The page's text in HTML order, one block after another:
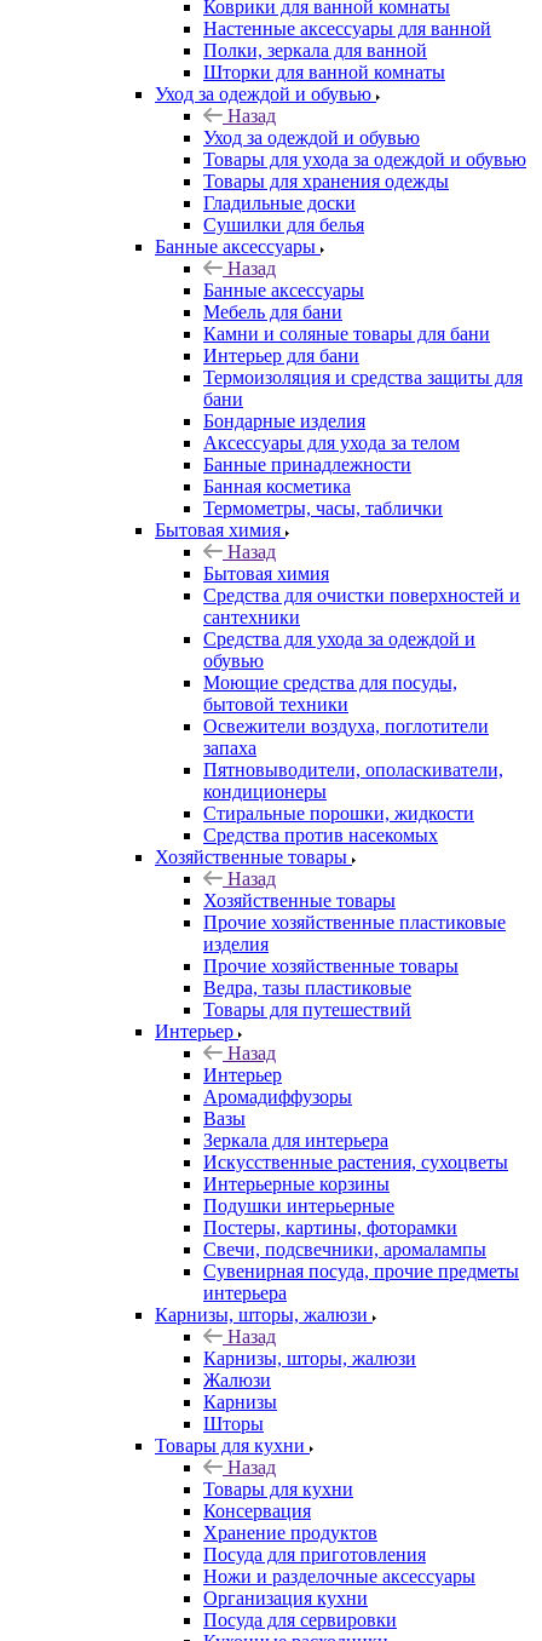
Коврики для ванной комнаты
Настенные аксессуары для ванной
Полки, зеркала для ванной
Шторки для ванной комнаты
Уход за одеждой и обувью
Назад
Уход за одеждой и обувью
Товары для ухода за одеждой и обувью
Товары для хранения одежды
Гладильные доски
Сушилки для белья
Банные аксессуары
Назад
Банные аксессуары
Мебель для бани
Камни и соляные товары для бани
Интерьер для бани
Термоизоляция и средства защиты для
бани
Бондарные изделия
Аксеcсуары для ухода за телом
Банные принадлежности
Банная косметика
Термометры, часы, таблички
Бытовая химия
Назад
Бытовая химия
Средства для очистки поверхностей и
сантехники
Средства для ухода за одеждой и
обувью
Моющие средства для посуды,
бытовой техники
Освежители воздуха, поглотители
запаха
Пятновыводители, ополаскиватели,
кондиционеры
Стиральные порошки, жидкости
Средства против насекомых
Хозяйственные товары
Назад
Хозяйственные товары
Прочие хозяйственные пластиковые
изделия
Прочие хозяйственные товары
Ведра, тазы пластиковые
Товары для путешествий
Интерьер
Назад
Интерьер
Аромадиффузоры
Вазы
Зеркала для интерьера
Искусственные растения, сухоцветы
Интерьерные корзины
Подушки интерьерные
Постеры, картины, фоторамки
Свечи, подсвечники, аромалампы
Сувенирная посуда, прочие предметы
интерьера
Карнизы, шторы, жалюзи
Назад
Карнизы, шторы, жалюзи
Жалюзи
Карнизы
Шторы
Товары для кухни
Назад
Товары для кухни
Консервация
Хранение продуктов
Посуда для приготовления
Ножи и разделочные аксессуары
Организация кухни
Посуда для сервировки